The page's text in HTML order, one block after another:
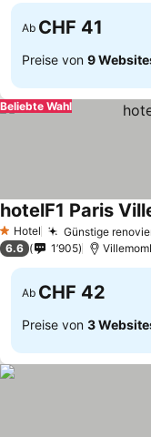
Ab CHF 41
Preise von 9
Beliebte Wahl
1 Sterne
Hotel Günstige
hotelF1 Paris
6.6 1’905
Ab CHF 42
Preise von 3